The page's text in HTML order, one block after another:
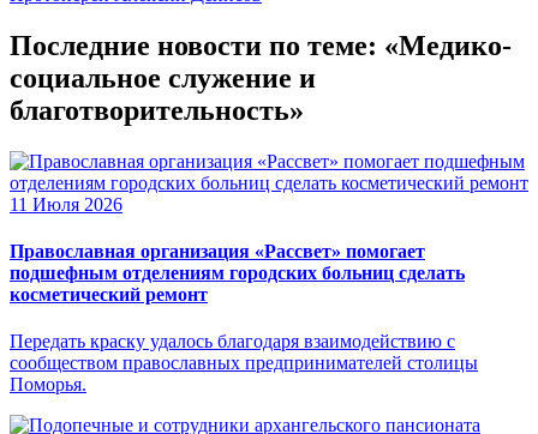
Последние новости по теме: «Медико-
социальное служение и
благотворительность»
11 Июля 2026
Православная организация «Рассвет» помогает
подшефным отделениям городских больниц сделать
косметический ремонт
Передать краску удалось благодаря взаимодействию с
сообществом православных предпринимателей столицы
Поморья.